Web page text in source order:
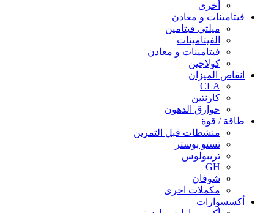
أخرى
فيتامينات و معادن
ميلتي فيتامين
الفيتامينات
فيتامينات و معادن
كولاجين
انقاص الميزان
CLA
كارنتين
حوارق الدهون
طاقة / قوة
منشطات قبل التمرين
تستو بوستر
تريبولوس
GH
شوفان
مكملات اخرى
أكسسوارات